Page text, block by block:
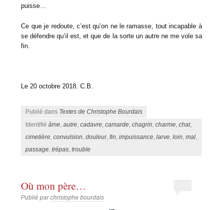
puisse…
Ce que je redoute, c’est qu’on ne le ramasse, tout incapable à
se défendre qu’il est, et que de la sorte un autre ne me vole sa
fin.
Le 20 octobre 2018. C.B.
Publié dans Textes de Christophe Bourdais
Identifiéâme,autre,cadavre,camarde,chagrin,charme,chat,
cimetière,convulsion,douleur,fin,impuissance,larve,loin,mal,
passage,trépas,trouble
Où mon père…
Publié parchristophe bourdais